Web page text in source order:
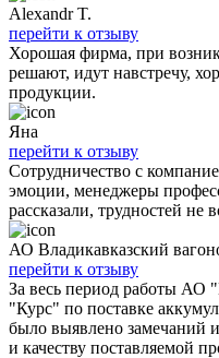
Alexandr T.
перейти к отзыву
Хорошая фирма, при
решают, идут навстречу,
продукции.
Яна
перейти к отзыву
Сотрудничество с
эмоции, менеджеры
рассказали, трудностей не
АО Владикавказский
перейти к отзыву
За весь период работы
"Курс" по поставке
было выявлено замечаний
и качеству поставляемой